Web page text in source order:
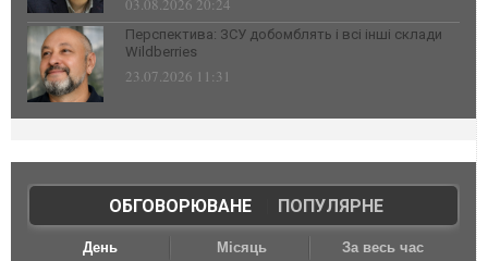
03.08.2026 20:24
Перспектива: ЗСУ добомблять і всі інші склади
Wildberries
23.07.2026 11:31
ОБГОВОРЮВАНЕ| ПОПУЛЯРНЕ
День Місяць За весь час